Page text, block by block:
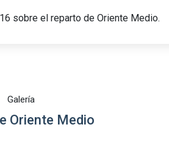
sobre el reparto de Oriente Medio.
Galería
Oriente Medio